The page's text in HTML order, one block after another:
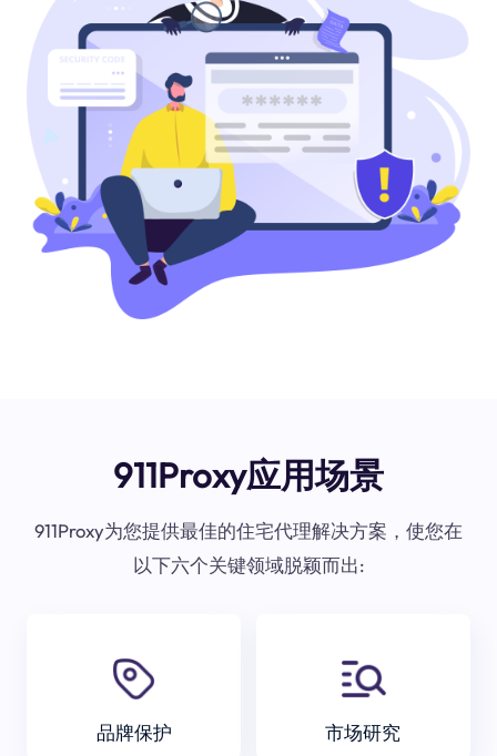
911Proxy应用场景
911Proxy为您提供最佳的住宅代理解决方案，使您在
以下六个关键领域脱颖而出:
品牌保护 市场研究